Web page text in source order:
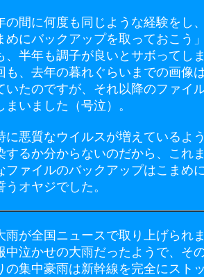
間に何度も同じような経験をし
めにバックアップを取っておこう
、半年も調子が良いとサボってし
も、去年の暮れぐらいまでの画像
いたのですが、それ以降のファイ
まいました（号泣）。
悪質なウイルスが増えているよ
するか分からないのだから、これ
ファイルのバックアップはこまめ
うオヤジでした。
が全国ニュースで取り上げられ
中泣かせの大雨だったようで、そ
の集中豪雨は新幹線を完全にスト